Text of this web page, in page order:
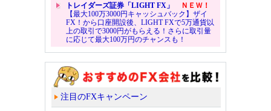
トレイダーズ証券「LIGHT FX」
ＮＥＷ！
【最大100万3000円キャッシュバック】ザイ
FX！から口座開設後、LIGHT FXで5万通貨以
上の取引で3000円がもらえる！さらに取引量
に応じて最大100万円のチャンスも！
注目のFXキャンペーン